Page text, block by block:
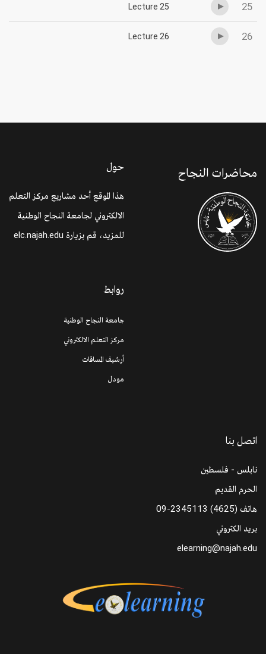
25
Lecture 25
26
Lecture 26
محاضرات النجاح حول
هذا الموقع أحد مشاريع مركز التعلم
الالكتروني لجامعة النجاح الوطنية
للمزيد، قم بزيارة elc.najah.edu
روابط
جامعة النجاح الوطنية
مركز التعلم الالكتروني
أرشيف المساقات
مودل
اتصل بنا
نابلس - فلسطين
الحرم القديم
هاتف 09-2345113 (4625)
بريد الكتروني
elearning@najah.edu